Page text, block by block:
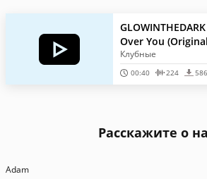
Over You
Клубные
00:40 224 586
Расскажите о
Adam